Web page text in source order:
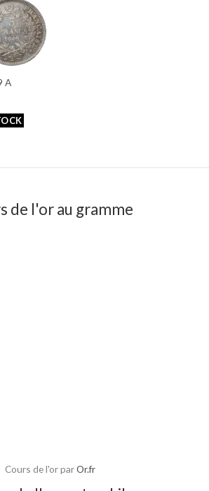
A
de l'or au gramme
Cours de l'or parOr.fr